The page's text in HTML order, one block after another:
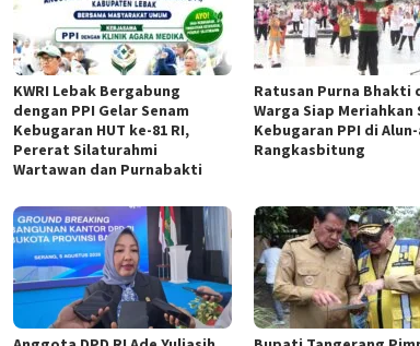
KWRI Lebak Bergabung
dengan PPI Gelar Senam
Kebugaran HUT ke-81 RI,
Pererat Silaturahmi
Wartawan dan Purnabakti
Ratusan Purna Bhakti
Warga Siap Meriahkan
Kebugaran PPI di
Rangkasbitung